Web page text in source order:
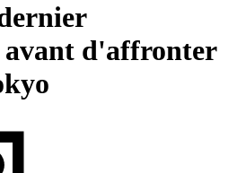
d'affronter